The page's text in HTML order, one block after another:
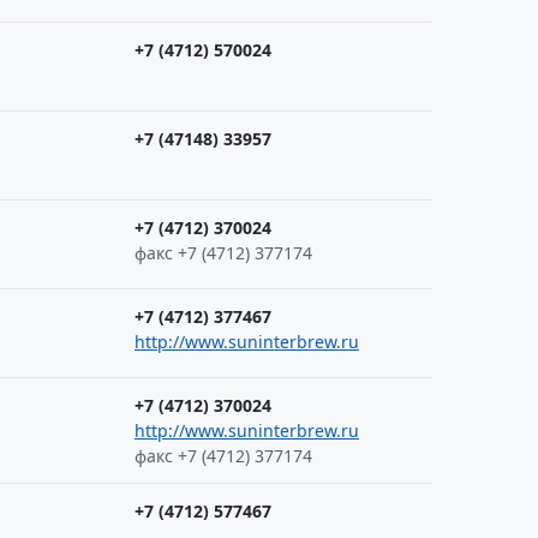
+7 (4712) 570024
+7 (47148) 33957
+7 (4712) 370024
факс +7 (4712) 377174
+7 (4712) 377467
http://www.suninterbrew.ru
+7 (4712) 370024
http://www.suninterbrew.ru
факс +7 (4712) 377174
+7 (4712) 577467